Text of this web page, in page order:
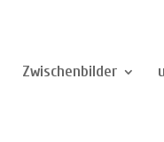
Zwischenbilder